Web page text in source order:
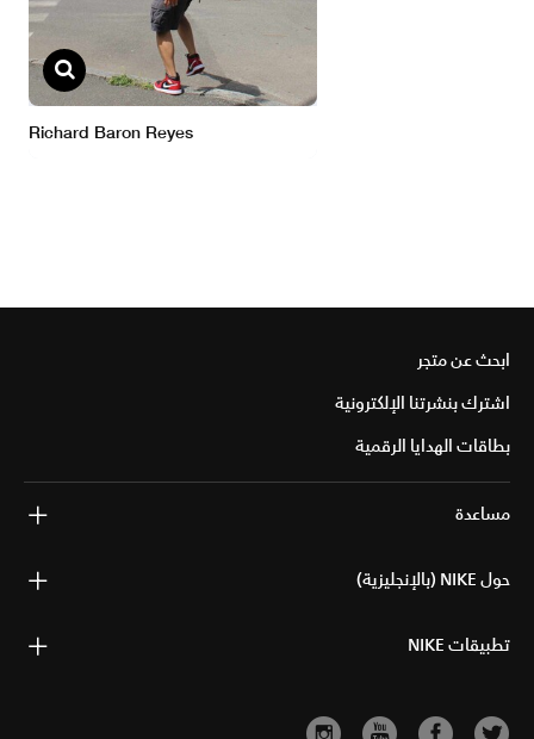
ابحث عن متجر
اشترك بنشرتنا الإلكترونية
بطاقات الهدايا الرقمية
مساعدة
حول NIKE (بالإنجليزية)
تطبيقات NIKE